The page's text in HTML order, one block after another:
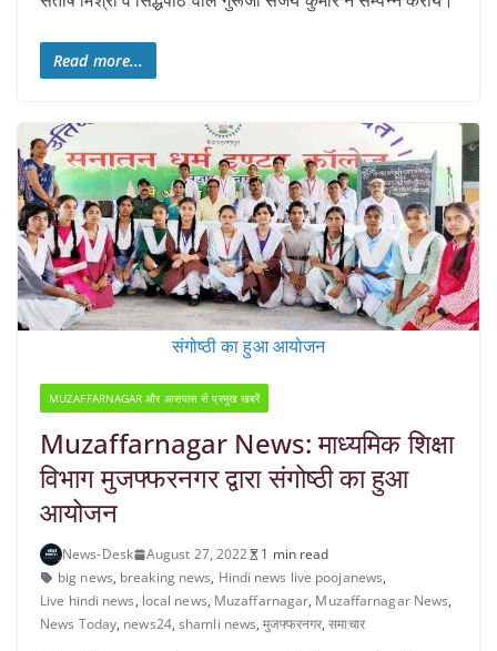
Read more...
संगोष्ठी का हुआ आयोजन
MUZAFFARNAGAR और आसपास से प्रमुख खबरें
Muzaffarnagar News: माध्यमिक शिक्षा
विभाग मुजफ्फरनगर द्वारा संगोष्ठी का हुआ
आयोजन
News-Desk August 27, 2022
1 min read
big news, breaking news, Hindi news live poojanews,
Live hindi news, local news, Muzaffarnagar, Muzaffarnagar News,
News Today, news24,shamli news,मुजफ्फरनगर,समाचार